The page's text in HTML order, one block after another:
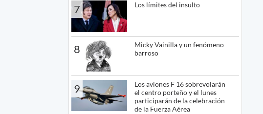
7 Los límites del insulto
8
Micky Vainilla y un fenómeno
barroso
9
Los aviones F 16 sobrevolarán
el centro porteño y el lunes
participarán de la celebración
de la Fuerza Aérea